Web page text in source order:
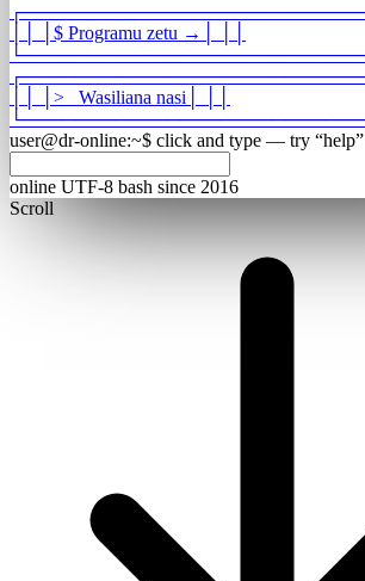
┌
$ Programu zetu →
└
┌
>_ Wasiliana nasi
└
user@dr-online:~$ click and type — try “help”
online UTF-8 bash since 2016
Scroll